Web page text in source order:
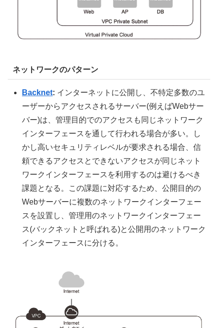
ネットワークのパターン
Backnet: インターネットに公開し、不特定多数のユ
ーザーからアクセスされるサーバー(例えばWebサー
バー)は、管理目的でのアクセスも同じネットワーク
インターフェースを通して行われる場合が多い。し
かし高いセキュリティレベルが要求される場合、信
頼できるアクセスとできないアクセスが同じネット
ワークインターフェースを利用するのは避けるべき
課題となる。この課題に対応するため、公開目的の
Webサーバーに複数のネットワークインターフェー
スを設置し、管理用のネットワークインターフェー
ス(バックネットと呼ばれる)と公開用のネットワーク
インターフェースに分ける。